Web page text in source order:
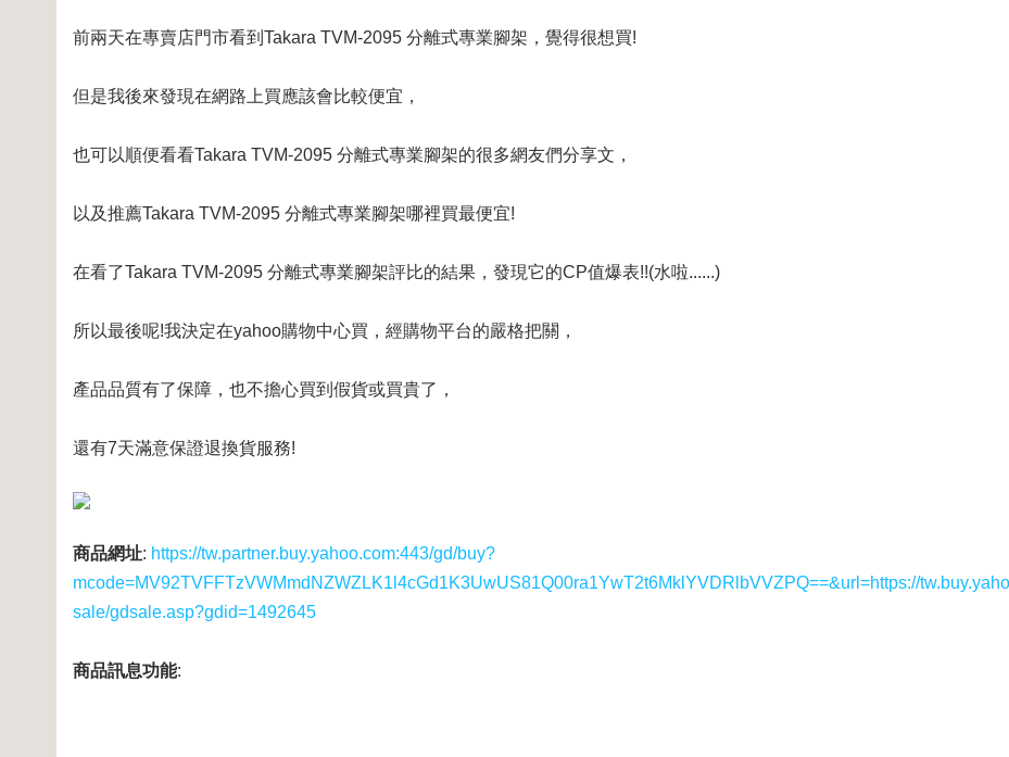
前兩天在專賣店門市看到Takara TVM-2095 分離式專業腳架，覺得很想買!
但是我後來發現在網路上買應該會比較便宜，
也可以順便看看Takara TVM-2095 分離式專業腳架的很多網友們分享文，
以及推薦Takara TVM-2095 分離式專業腳架哪裡買最便宜!
在看了Takara TVM-2095 分離式專業腳架評比的結果，發現它的CP值爆表!!(水啦......)
所以最後呢!我決定在yahoo購物中心買，經購物平台的嚴格把關，
產品品質有了保障，也不擔心買到假貨或買貴了，
還有7天滿意保證退換貨服務!
商品網址: https://tw.partner.buy.yahoo.com:443/gd/buy?
mcode=MV92TVFFTzVWMmdNZWZLK1l4cGd1K3UwUS81Q00ra1YwT2t6MklYVDRlbVVZPQ==&url=https://
sale/gdsale.asp?gdid=1492645
商品訊息功能: